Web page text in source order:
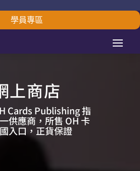
學員專區
上商店
Cards Publishing 指
供應商，所售 OH 卡
入口，正貨保證